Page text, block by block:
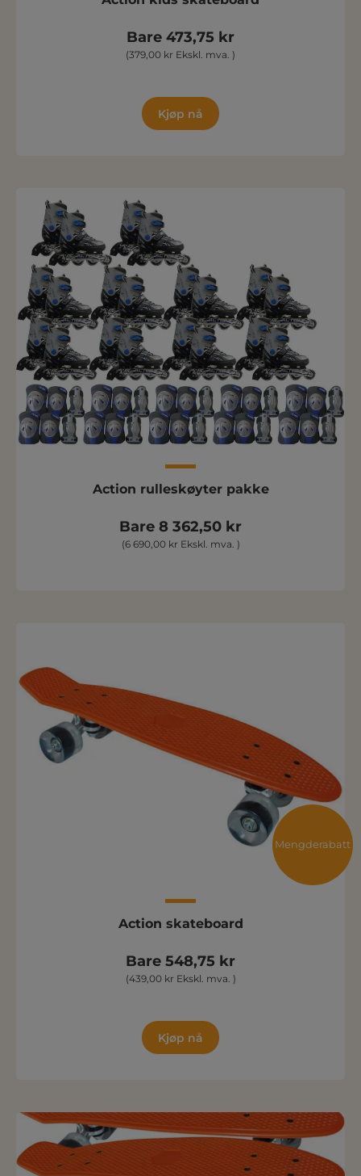
Bare 473,75 kr
(379,00 kr Ekskl. mva. )
Kjøp nå
Action rulleskøyter pakke
Bare 8 362,50 kr
(6 690,00 kr Ekskl. mva. )
Mengderabatt
Action skateboard
Bare 548,75 kr
(439,00 kr Ekskl. mva. )
Kjøp nå